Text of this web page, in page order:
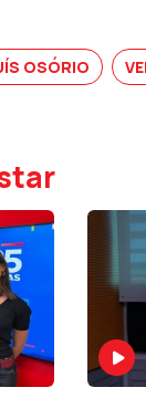
OSÓRIO